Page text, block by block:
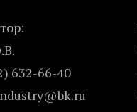
632-66-40